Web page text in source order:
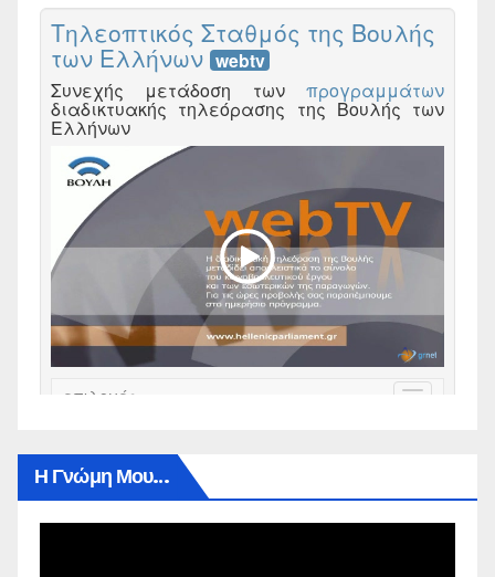
Η Γνώμη Μου…